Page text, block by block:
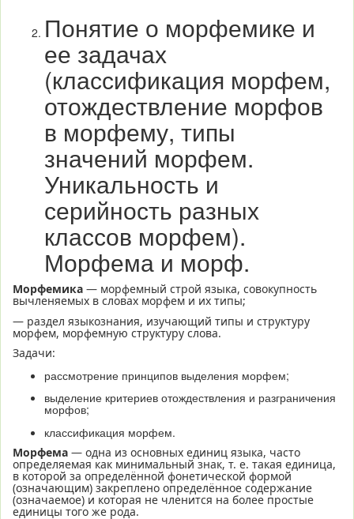
Понятие о морфемике и
ее задачах
(классификация морфем,
отождествление морфов
в морфему, типы
значений морфем.
Уникальность и
серийность разных
классов морфем).
Морфема и морф.
Морфемика — морфемный строй языка, совокупность
вычленяемых в словах морфем и их типы;
— раздел языкознания, изучающий типы и структуру
морфем, морфемную структуру слова.
Задачи:
рассмотрение принципов выделения морфем;
выделение критериев отождествления и разграничения
морфов;
классификация морфем.
Морфема — одна из основных единиц языка, часто
определяемая как минимальный знак, т. е. такая единица,
в которой за определённой фонетической формой
(означающим) закреплено определённое содержание
(означаемое) и которая не членится на более простые
единицы того же рода.